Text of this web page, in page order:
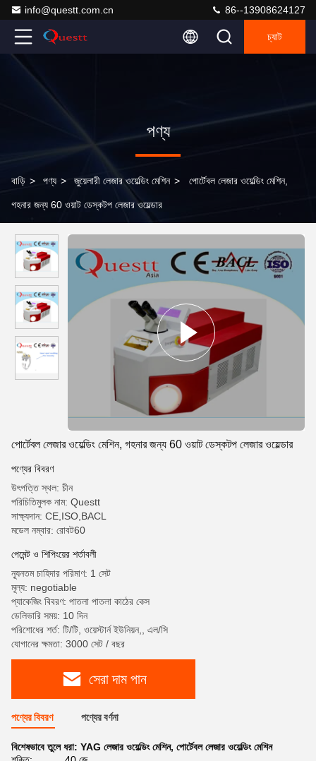
info@questt.com.cn 86--13908624127
চ্যাট
পণ্য
বাড়ি > পণ্য > জুয়েলারী লেজার ওয়েল্ডিং মেশিন > পোর্টেবল লেজার ওয়েল্ডিং মেশিন,
গহনার জন্য 60 ওয়াট ডেস্কটপ লেজার ওয়েল্ডার
পোর্টেবল লেজার ওয়েল্ডিং মেশিন, গহনার জন্য 60 ওয়াট ডেস্কটপ লেজার ওয়েল্ডার
পণ্যের বিবরণ
উৎপত্তি স্থল: চীন
পরিচিতিমুলক নাম: Questt
সাক্ষ্যদান: CE,ISO,BACL
মডেল নম্বার: রোবট60
পেমেন্ট ও শিপিংয়ের শর্তাবলী
ন্যূনতম চাহিদার পরিমাণ: 1 সেট
মূল্য: negotiable
প্যাকেজিং বিবরণ: পাতলা পাতলা কাঠের কেস
ডেলিভারি সময়: 10 দিন
পরিশোধের শর্ত: টি/টি, ওয়েস্টার্ন ইউনিয়ন,, এল/সি
যোগানের ক্ষমতা: 3000 সেট / বছর
সেরা দাম পান
পণ্যের বিবরণ পণ্যের বর্ণনা
বিশেষভাবে তুলে ধরা: YAG লেজার ওয়েল্ডিং মেশিন, পোর্টেবল লেজার ওয়েল্ডিং মেশিন